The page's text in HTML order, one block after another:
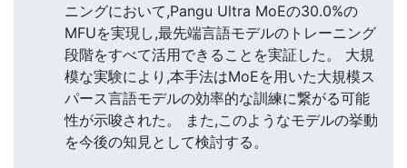
ニングにおいて,Pangu Ultra MoEの30.0%の
MFUを実現し,最先端言語モデルのトレーニング
段階をすべて活用できることを実証した。 大規
模な実験により,本手法はMoEを用いた大規模ス
パース言語モデルの効率的な訓練に繋がる可能
性が示唆された。 また,このようなモデルの挙動
を今後の知見として検討する。